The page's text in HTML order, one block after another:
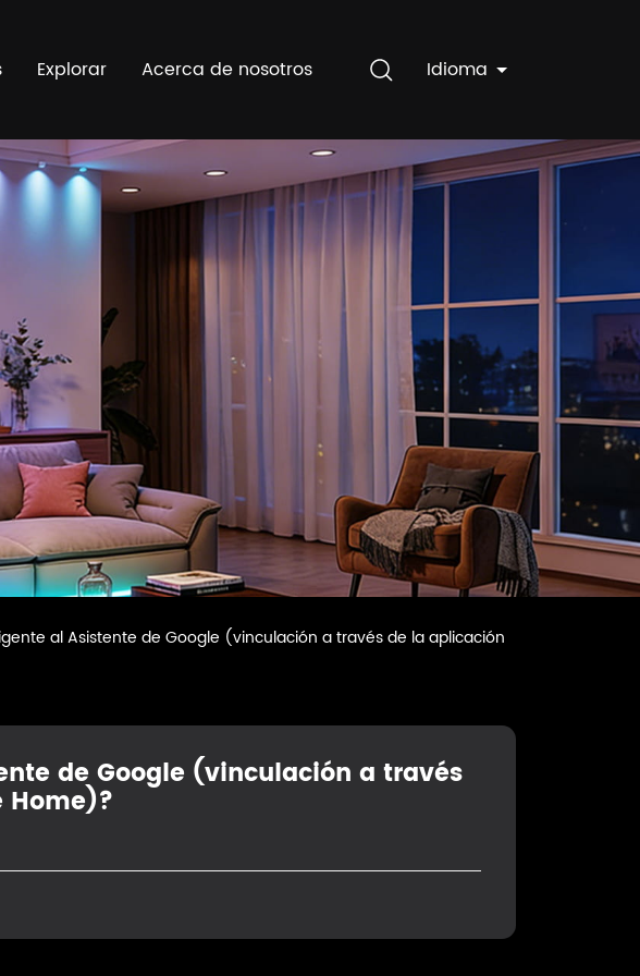
Explorar Acerca de nosotros Idioma
al Asistente de Google (vinculación a través de la aplicación
de Google (vinculación a través
Home)?